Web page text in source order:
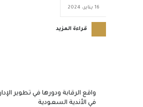
16 يناير، 2024
قراءة المزيد
واقع الرقابة ودورها في تطوير
في الأندية السعودية